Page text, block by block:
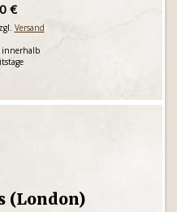
€
Versand
innerhalb
(London)